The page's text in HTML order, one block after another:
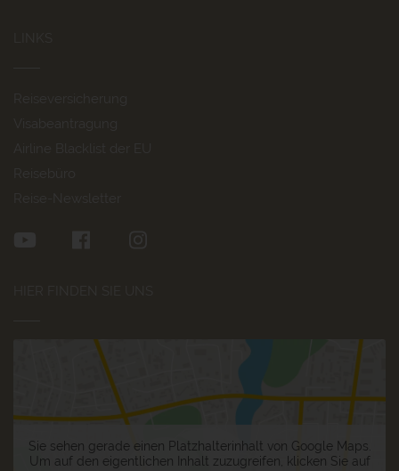
Sie sehen gerade einen Platzhalterinhalt von Google Maps
Um auf den eigentlichen Inhalt zuzugreifen, klicken Sie auf